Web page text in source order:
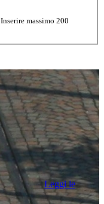
Inserire massimo 200
Leggi le